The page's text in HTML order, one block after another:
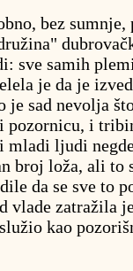
bez
sve samih
je da je
je sad nevolja
pozornicu, i
mladi ljudi
broj loža, ali to
da se sve to
vlade zatražila
kao